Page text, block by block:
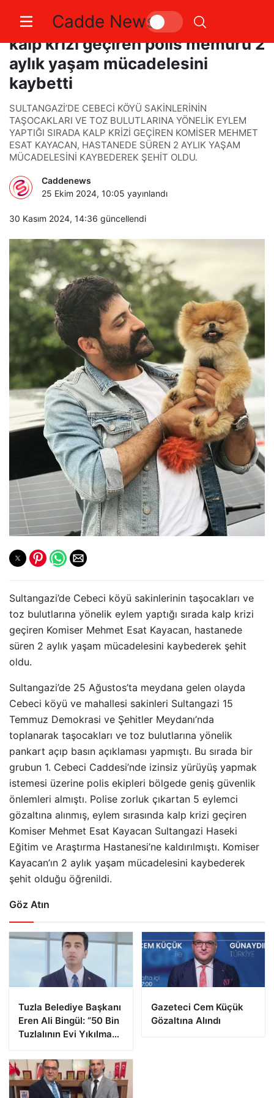
Cadde News
Sultangazi’de “toz” eyleminde
kalp krizi geçiren polis memuru 2
aylık yaşam mücadelesini
kaybetti
SULTANGAZİ’DE CEBECİ KÖYÜ SAKİNLERİNİN
TAŞOCAKLARI VE TOZ BULUTLARINA YÖNELİK EYLEM
YAPTIĞI SIRADA KALP KRİZİ GEÇİREN KOMİSER MEHMET
ESAT KAYACAN, HASTANEDE SÜREN 2 AYLIK YAŞAM
MÜCADELESİNİ KAYBEDEREK ŞEHİT OLDU.
Caddenews
25 Ekim 2024, 10:05 yayınlandı
30 Kasım 2024, 14:36 güncellendi
Sultangazi’de Cebeci köyü sakinlerinin taşocakları ve
toz bulutlarına yönelik eylem yaptığı sırada kalp krizi
geçiren Komiser Mehmet Esat Kayacan, hastanede
süren 2 aylık yaşam mücadelesini kaybederek şehit
oldu.
Sultangazi’de 25 Ağustos’ta meydana gelen olayda
Cebeci köyü ve mahallesi sakinleri Sultangazi 15
Temmuz Demokrasi ve Şehitler Meydanı’nda
toplanarak taşocakları ve toz bulutlarına yönelik
pankart açıp basın açıklaması yapmıştı. Bu sırada bir
grubun 1. Cebeci Caddesi’nde izinsiz yürüyüş yapmak
istemesi üzerine polis ekipleri bölgede geniş güvenlik
önlemleri almıştı. Polise zorluk çıkartan 5 eylemci
gözaltına alınmış, eylem sırasında kalp krizi geçiren
Komiser Mehmet Esat Kayacan Sultangazi Haseki
Eğitim ve Araştırma Hastanesi’ne kaldırılmıştı. Komiser
Kayacan’ın 2 aylık yaşam mücadelesini kaybederek
şehit olduğu öğrenildi.
Göz Atın
Tuzla Belediye Başkanı
Eren Ali Bingül: “50 Bin
Tuzlalının Evi Yıkılma
Gazeteci Cem Küçük
Gözaltına Alındı